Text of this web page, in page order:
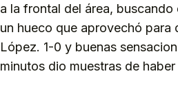
a la frontal del área,
un hueco que aprovechó para
López. 1-0 y buenas
minutos dio muestras de